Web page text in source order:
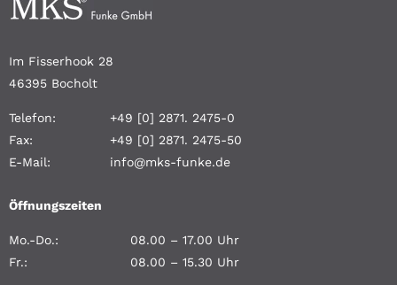
Im Fisserhook 28
46395 Bocholt
Telefon:
+49 [0] 2871. 2475-0
Fax:
+49 [0] 2871. 2475-50
E-Mail:
info@mks-funke.de
Öffnungszeiten
Mo.-Do.:
08.00 – 17.00 Uhr
Fr.:
08.00 – 15.30 Uhr